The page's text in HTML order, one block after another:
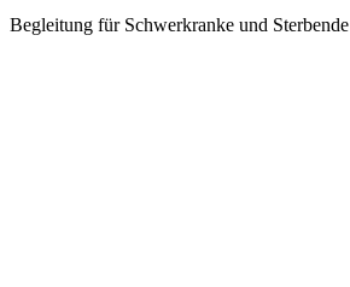
Begleitung für Schwerkranke und Sterbende